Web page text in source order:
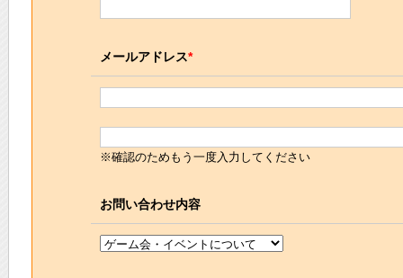
メールアドレス*
※確認のためもう一度入力してください
お問い合わせ内容